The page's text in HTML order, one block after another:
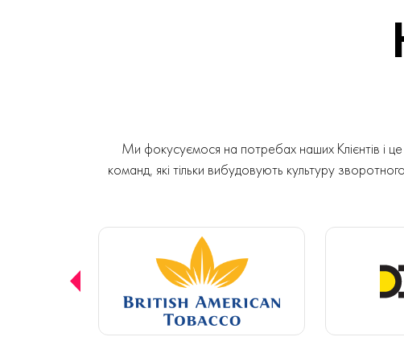
Ми фокусуємося на потребах наших Клієнтів і
команд, які тільки вибудовують культуру